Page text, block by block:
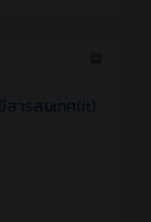
สารสนเทศ(it)